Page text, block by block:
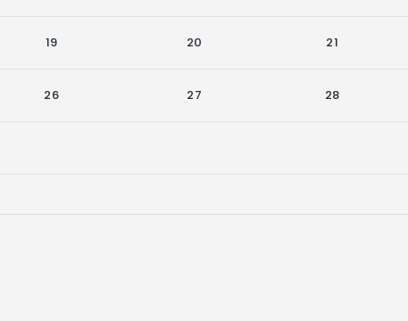
19 20 21
26 27 28